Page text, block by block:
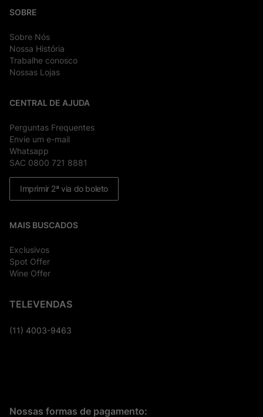
SOBRE
Sobre Nós
Nossa História
Trabalhe conosco
Nossas Lojas
CENTRAL DE AJUDA
Perguntas Frequentes
Envie um e-mail
Whatsapp
SAC 0800 721 8881
Imprimir 2ª via do boleto
MAIS BUSCADOS
Exclusivos
Spot Offer
Wine Offer
TELEVENDAS
(11) 4003-9463
Nossas formas de pagamento: